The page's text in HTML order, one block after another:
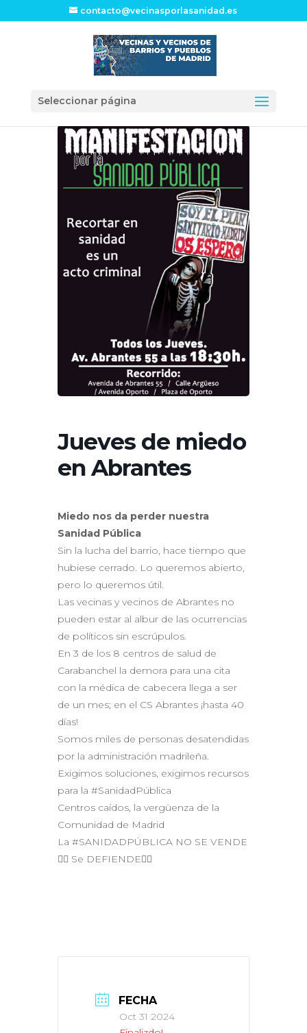
contacto@vecinasporlasanidad.es
Seleccionar página
Jueves de miedo
en Abrantes
Miedo nos da perder nuestra
Sanidad Pública
Sin la lucha del barrio, hace tiempo que
hubiese cerrado. Lo queremos abierto,
pero lo queremos útil.
Las vecinas y vecinos de Abrantes no
pueden estar al albur de las ocurrencias
de políticos sin escrúpulos.
En 3 de los 8 centros de salud de
Carabanchel la demora para una cita
con la médica de cabecera llega a ser
de un mes; en el CS Abrantes ¡hasta 40
días!
Somos miles de personas desatendidas
por la administración madrileña.
Exigimos soluciones, exigimos recursos
para la #SanidadPública
Centros caídos, la vergüenza de la
Comunidad de Madrid
La #SANIDADPÚBLICA NO SE VENDE
👉🏾 Se DEFIENDE👈🏾
FECHA
Oct 31 2024